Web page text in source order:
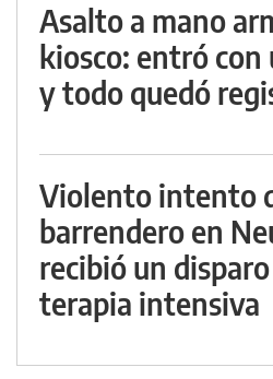
Asalto a mano
kiosco: entró con
y todo quedó
Violento intento
barrendero en
recibió un
terapia intensiva